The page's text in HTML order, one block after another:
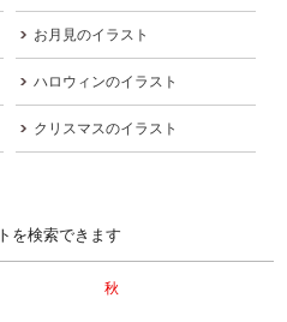
お月見のイラスト
ハロウィンのイラスト
クリスマスのイラスト
を検索できます
秋